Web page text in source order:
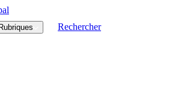
Rubriques Rechercher